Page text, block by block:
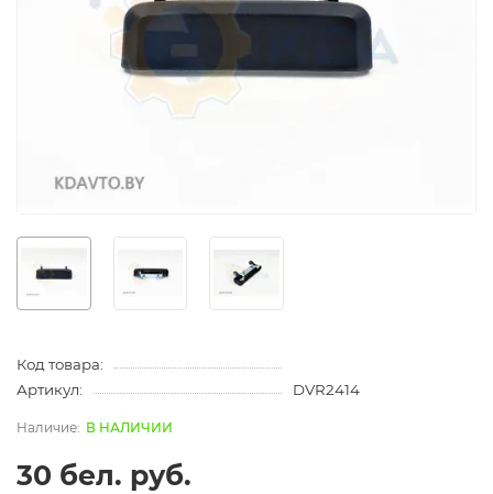
Код товара:
Артикул:
DVR2414
В НАЛИЧИИ
30 бел. руб.